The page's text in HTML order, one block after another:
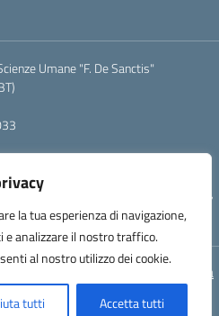
la tua esperienza di navigazione,
analizzare il nostro traffico.
al nostro utilizzo dei cookie.
tutti Accetta tutti
Umane "F. De Sanctis"
- Codice Fiscale: 92058830727
Concept & Design by Designers Italia